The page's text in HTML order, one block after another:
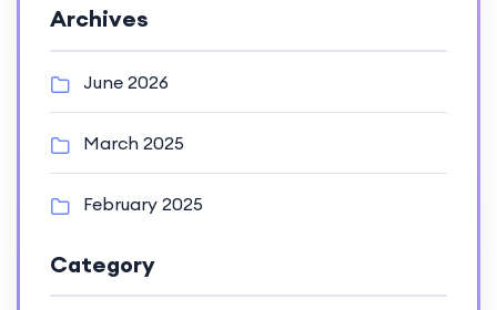
Archives
June 2026
March 2025
February 2025
Category